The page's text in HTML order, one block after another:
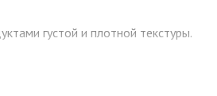
густой и плотной текстуры.
для макияжа